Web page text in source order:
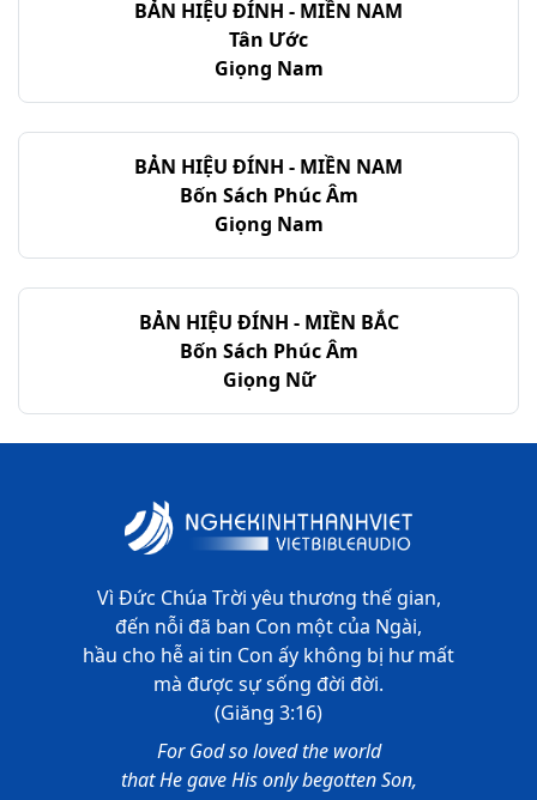
BẢN HIỆU ĐÍNH - MIỀN NAM
Tân Ước
Giọng Nam
BẢN HIỆU ĐÍNH - MIỀN NAM
Bốn Sách Phúc Âm
Giọng Nam
BẢN HIỆU ĐÍNH - MIỀN BẮC
Bốn Sách Phúc Âm
Giọng Nữ
Vì Đức Chúa Trời yêu thương thế gian,
đến nỗi đã ban Con một của Ngài,
hầu cho hễ ai tin Con ấy không bị hư mất
mà được sự sống đời đời.
(Giăng 3:16)
For God so loved the world
that He gave His only begotten Son,